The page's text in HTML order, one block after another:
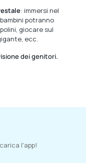
: immersi nel
potranno
giocare sul
ecc.
dei genitori.
l'app!